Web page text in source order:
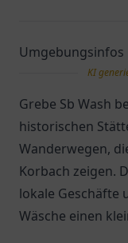
Umgebungsinfos
KI
Grebe Sb Wash
historischen
Wanderwegen,
Korbach zeigen.
lokale Geschäfte
Wäsche einen